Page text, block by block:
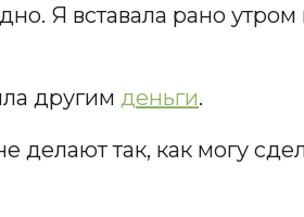
Я вставала рано
другим деньги.
делают так, как могу